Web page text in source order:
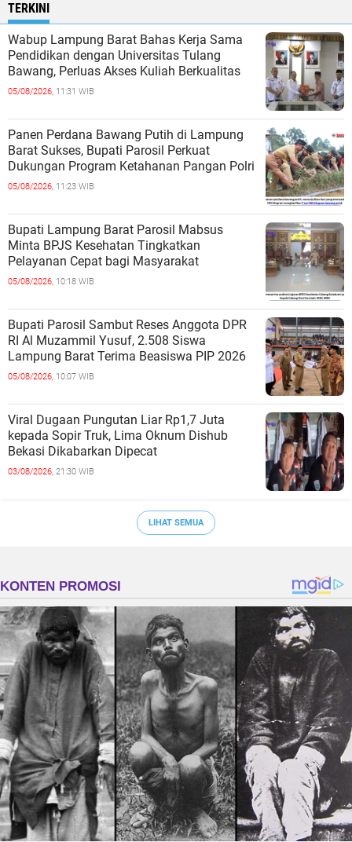
TERKINI
Wabup Lampung Barat Bahas Kerja Sama
Pendidikan dengan Universitas Tulang
Bawang, Perluas Akses Kuliah Berkualitas
05/08/2026, 11:31 WIB
Panen Perdana Bawang Putih di Lampung
Barat Sukses, Bupati Parosil Perkuat
Dukungan Program Ketahanan Pangan Polri
05/08/2026, 11:23 WIB
Bupati Lampung Barat Parosil Mabsus
Minta BPJS Kesehatan Tingkatkan
Pelayanan Cepat bagi Masyarakat
05/08/2026, 10:18 WIB
Bupati Parosil Sambut Reses Anggota DPR
RI Al Muzammil Yusuf, 2.508 Siswa
Lampung Barat Terima Beasiswa PIP 2026
05/08/2026, 10:07 WIB
Viral Dugaan Pungutan Liar Rp1,7 Juta
kepada Sopir Truk, Lima Oknum Dishub
Bekasi Dikabarkan Dipecat
03/08/2026, 21:30 WIB
LIHAT SEMUA